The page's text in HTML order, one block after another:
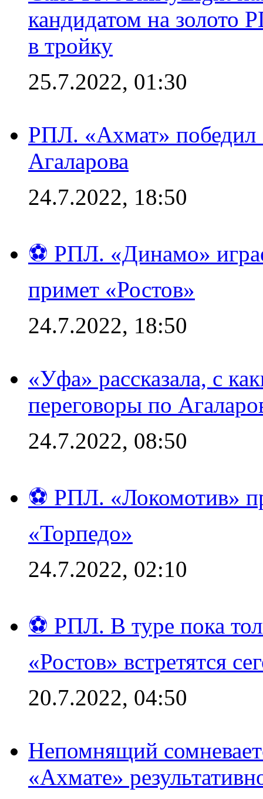
кандидатом на
в тройку
25.7.2022, 01:30
РПЛ. «Ахмат» победил
Агаларова
24.7.2022, 18:50
⚽ РПЛ. «Динамо»
примет «Ростов»
24.7.2022, 18:50
«Уфа» рассказала, с
переговоры по
24.7.2022, 08:50
⚽ РПЛ. «Локомотив»
«Торпедо»
24.7.2022, 02:10
⚽ РПЛ. В туре пока
«Ростов» встретятся
20.7.2022, 04:50
Непомнящий
«Ахмате»